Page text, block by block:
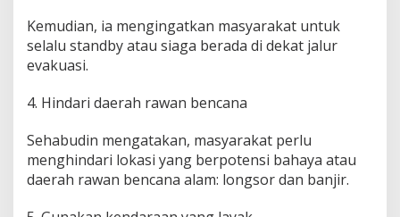
Kemudian, ia mengingatkan masyarakat untuk
selalu standby atau siaga berada di dekat jalur
evakuasi.
4. Hindari daerah rawan bencana
Sehabudin mengatakan, masyarakat perlu
menghindari lokasi yang berpotensi bahaya atau
daerah rawan bencana alam: longsor dan banjir.